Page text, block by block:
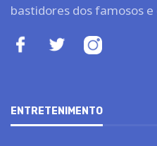
bastidores dos famosos e
ENTRETENIMENTO